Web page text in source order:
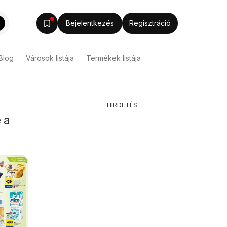
Bejelentkezés Regisztráció
Városok listája Termékek listája
HIRDETÉS